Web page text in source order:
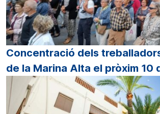
Concentració dels
de la Marina Alta el pròxim 10